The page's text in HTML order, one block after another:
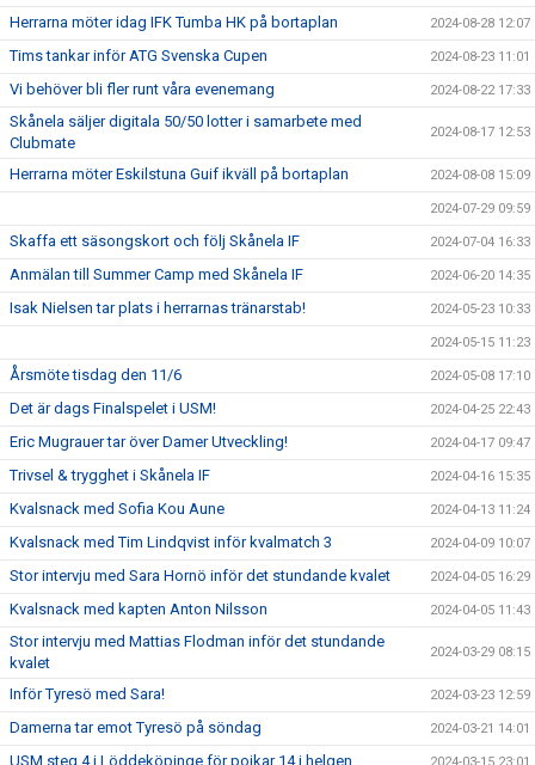
Herrarna möter idag IFK Tumba HK på bortaplan 2024-08-28 12:07
Tims tankar inför ATG Svenska Cupen 2024-08-23 11:01
Vi behöver bli fler runt våra evenemang 2024-08-22 17:33
Skånela säljer digitala 50/50 lotter i samarbete med
Clubmate
2024-08-17 12:53
Herrarna möter Eskilstuna Guif ikväll på bortaplan 2024-08-08 15:09
2024-07-29 09:59
Skaffa ett säsongskort och följ Skånela IF 2024-07-04 16:33
Anmälan till Summer Camp med Skånela IF 2024-06-20 14:35
Isak Nielsen tar plats i herrarnas tränarstab! 2024-05-23 10:33
2024-05-15 11:23
Årsmöte tisdag den 11/6 2024-05-08 17:10
Det är dags Finalspelet i USM! 2024-04-25 22:43
Eric Mugrauer tar över Damer Utveckling! 2024-04-17 09:47
Trivsel & trygghet i Skånela IF 2024-04-16 15:35
Kvalsnack med Sofia Kou Aune 2024-04-13 11:24
Kvalsnack med Tim Lindqvist inför kvalmatch 3 2024-04-09 10:07
Stor intervju med Sara Hornö inför det stundande kvalet 2024-04-05 16:29
Kvalsnack med kapten Anton Nilsson 2024-04-05 11:43
Stor intervju med Mattias Flodman inför det stundande
kvalet
2024-03-29 08:15
Inför Tyresö med Sara! 2024-03-23 12:59
Damerna tar emot Tyresö på söndag 2024-03-21 14:01
USM steg 4 i Löddeköpinge för pojkar 14 i helgen